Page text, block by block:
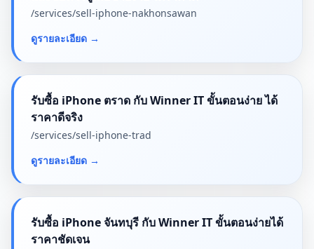
/services/sell-iphone-nakhonsawan
ดูรายละเอียด →
รับซื้อ iPhone ตราด กับ Winner IT ขั้นตอนง่าย ได้
ราคาดีจริง
/services/sell-iphone-trad
ดูรายละเอียด →
รับซื้อ iPhone จันทบุรี กับ Winner IT ขั้นตอนง่ายได้
ราคาชัดเจน